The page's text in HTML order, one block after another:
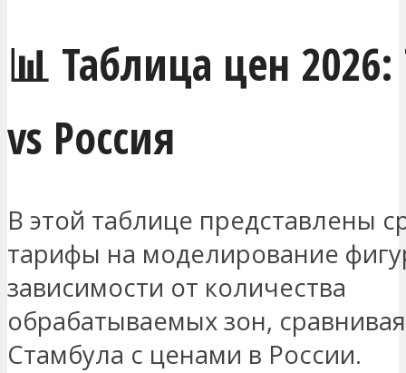
📊 Таблица цен
vs Россия
В этой таблице представлены
тарифы на моделирование
зависимости от количества
обрабатываемых зон,
Стамбула с ценами в России.